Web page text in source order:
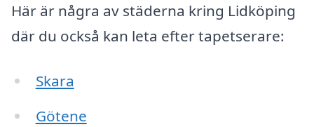
Här är några av städerna kring Lidköping
där du också kan leta efter tapetserare:
Skara
Götene